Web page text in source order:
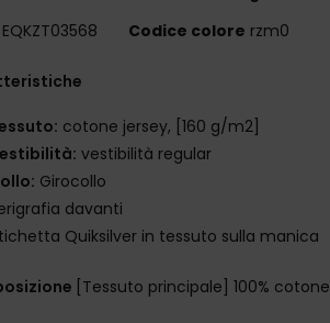
EQKZT03568 Codice colore rzm0
cotone jersey, [160 g/m2]
vestibilità regular
Girocollo
davanti
Quiksilver in tessuto sulla manica
[Tessuto principale] 100% cotone